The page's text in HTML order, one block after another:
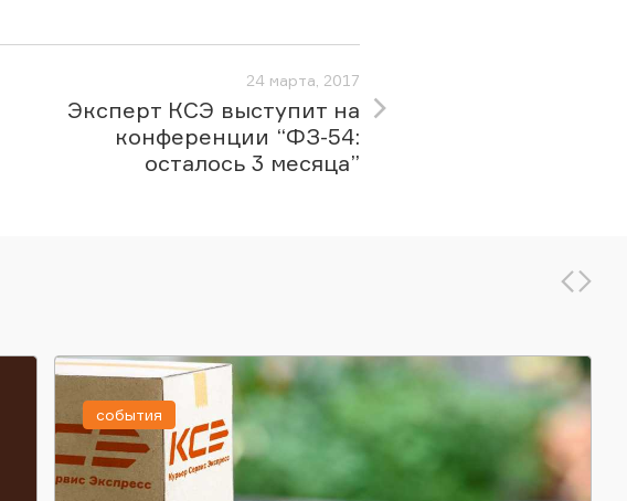
24 марта, 2017
Эксперт КСЭ выступит на
конференции “ФЗ-54:
осталось 3 месяца”
события